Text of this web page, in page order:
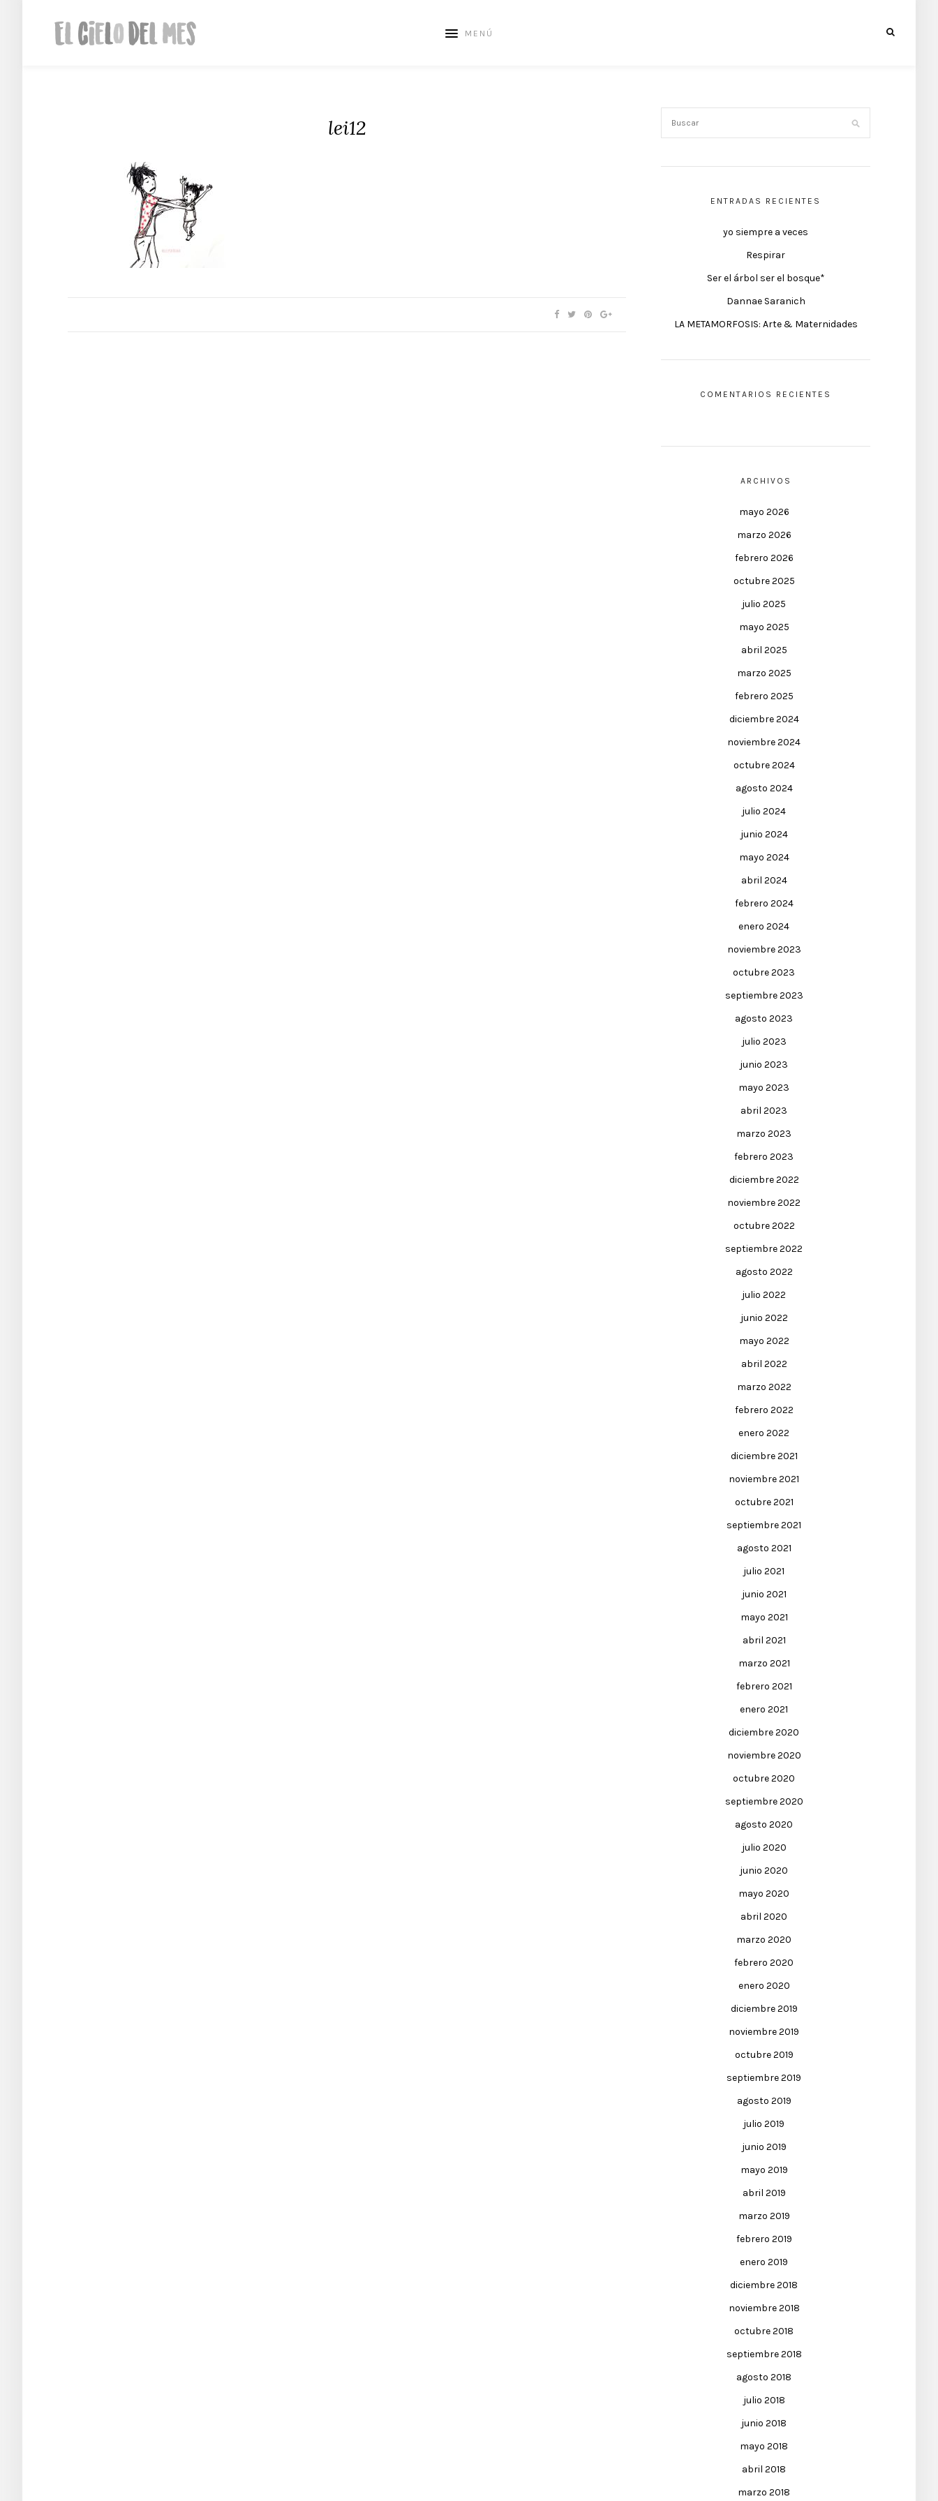
MENÚ
lei12
ENTRADAS RECIENTES
yo siempre a veces
Respirar
Ser el árbol ser el bosque*
Dannae Saranich
LA METAMORFOSIS: Arte & Maternidades
COMENTARIOS RECIENTES
ARCHIVOS
mayo 2026
marzo 2026
febrero 2026
octubre 2025
julio 2025
mayo 2025
abril 2025
marzo 2025
febrero 2025
diciembre 2024
noviembre 2024
octubre 2024
agosto 2024
julio 2024
junio 2024
mayo 2024
abril 2024
febrero 2024
enero 2024
noviembre 2023
octubre 2023
septiembre 2023
agosto 2023
julio 2023
junio 2023
mayo 2023
abril 2023
marzo 2023
febrero 2023
diciembre 2022
noviembre 2022
octubre 2022
septiembre 2022
agosto 2022
julio 2022
junio 2022
mayo 2022
abril 2022
marzo 2022
febrero 2022
enero 2022
diciembre 2021
noviembre 2021
octubre 2021
septiembre 2021
agosto 2021
julio 2021
junio 2021
mayo 2021
abril 2021
marzo 2021
febrero 2021
enero 2021
diciembre 2020
noviembre 2020
octubre 2020
septiembre 2020
agosto 2020
julio 2020
junio 2020
mayo 2020
abril 2020
marzo 2020
febrero 2020
enero 2020
diciembre 2019
noviembre 2019
octubre 2019
septiembre 2019
agosto 2019
julio 2019
junio 2019
mayo 2019
abril 2019
marzo 2019
febrero 2019
enero 2019
diciembre 2018
noviembre 2018
octubre 2018
septiembre 2018
agosto 2018
julio 2018
junio 2018
mayo 2018
abril 2018
marzo 2018